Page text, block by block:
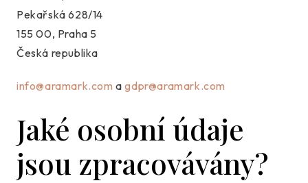
Pekařská 628/14
155 00, Praha 5
Česká republika
info@aramark.com agdpr@aramark.com
Jaké osobní údaje
jsou zpracovávány?